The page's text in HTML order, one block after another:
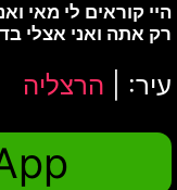
היי קוראים לי מאי
רק אתה ואני אצלי
עיר: | הרצליה